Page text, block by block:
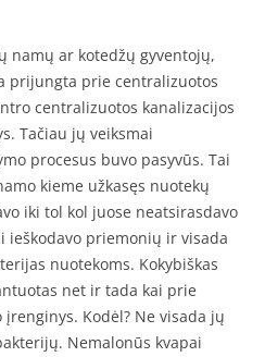
namų ar kotedžų gyventojų,
prijungta prie centralizuotos
centralizuotos kanalizacijos
Tačiau jų veiksmai
procesus buvo pasyvūs. Tai
kieme užkasęs nuotekų
iki tol kol juose neatsirasdavo
ieškodavo priemonių ir visada
nuotekoms. Kokybiškas
net ir tada kai prie
Kodėl? Ne visada jų
Nemalonūs kvapai